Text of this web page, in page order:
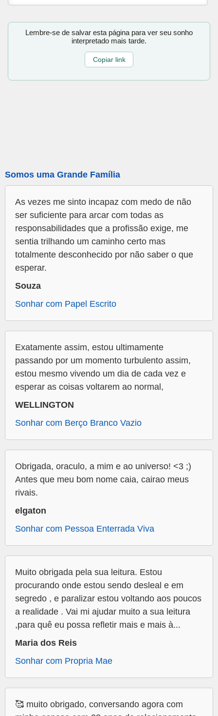
Lembre-se de salvar esta página para ver seu sonho
interpretado mais tarde.
Copiar link
Somos uma Grande Família
As vezes me sinto incapaz com medo de não
ser suficiente para arcar com todas as
responsabilidades que a profissão exige, me
sentia trilhando um caminho certo mas
totalmente desconhecido por não saber o que
esperar.
Souza
Sonhar com Papel Escrito
Exatamente assim, estou ultimamente
passando por um momento turbulento assim,
estou mesmo vivendo um dia de cada vez e
esperar as coisas voltarem ao normal,
WELLINGTON
Sonhar com Berço Branco Vazio
Obrigada, oraculo, a mim e ao universo! <3 ;)
Antes que meu bom nome caia, cairao meus
rivais.
elgaton
Sonhar com Pessoa Enterrada Viva
Muito obrigada pela sua leitura. Estou
procurando onde estou sendo desleal e em
segredo , e paralizar estou voltando aos poucos
a realidade . Vai mi ajudar muito a sua leitura
,para quê eu possa refletir mais e mais à...
Maria dos Reis
Sonhar com Propria Mae
🥰 muito obrigado, conversando agora com